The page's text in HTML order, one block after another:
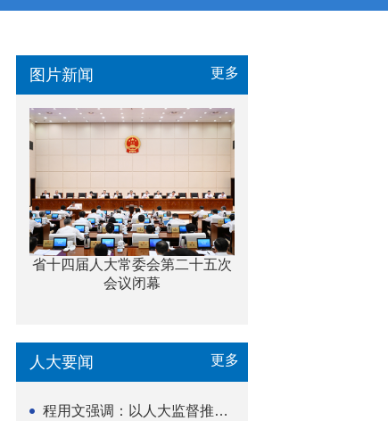
图片新闻 更多
省十四届人大常委会第二十五次
会议闭幕
人大要闻 更多
程用文强调：以人大监督推动科技金融高质量发展